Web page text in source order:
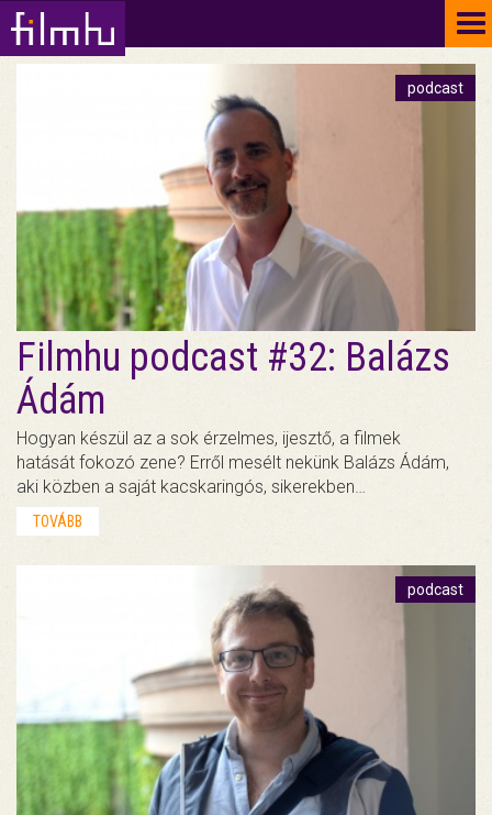
podcast
Filmhu podcast #32: Balázs
Ádám
Hogyan készül az a sok érzelmes, ijesztő, a filmek
hatását fokozó zene? Erről mesélt nekünk Balázs Ádám,
aki közben a saját kacskaringós, sikerekben…
TOVÁBB
podcast